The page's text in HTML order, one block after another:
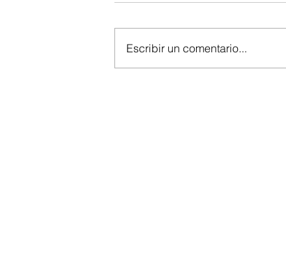
Escribir un comentario...